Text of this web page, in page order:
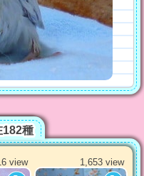
182種
view 1,653 view